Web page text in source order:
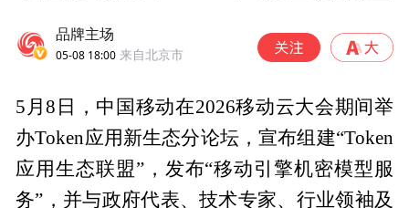
品牌主场
05-08 18:00 来自北京市
5月8日，中国移动在2026移动云大会期间举
办Token应用新生态分论坛，宣布组建“Token
应用生态联盟”，发布“移动引擎机密模型服
务”，并与政府代表、技术专家、行业领袖及